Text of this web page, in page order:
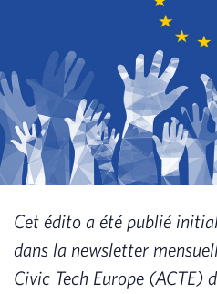
Cet édito a été publié
dans la newsletter
Civic Tech Europe (ACTE)